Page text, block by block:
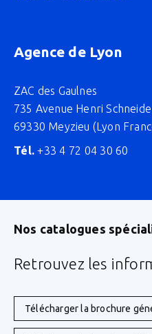
Agence de Lyon
ZAC des Gaulnes
735 Avenue Henri
69330 Meyzieu (Lyon
Tél. +33 4 72 04 30 60
Nos catalogues
Retrouvez les
Télécharger la brochure